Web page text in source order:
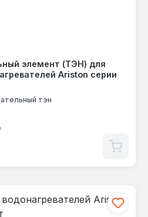
элемент (ТЭН) для
Ariston серии
тэн